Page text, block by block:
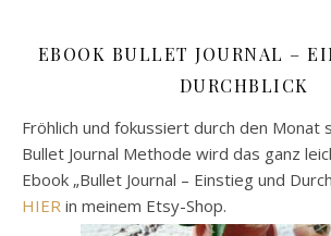
EBOOK BULLET JOURNAL –
DURCHBLICK
Fröhlich und fokussiert durch den Monat
Bullet Journal Methode wird das ganz
Ebook „Bullet Journal – Einstieg und
HIER in meinem Etsy-Shop.